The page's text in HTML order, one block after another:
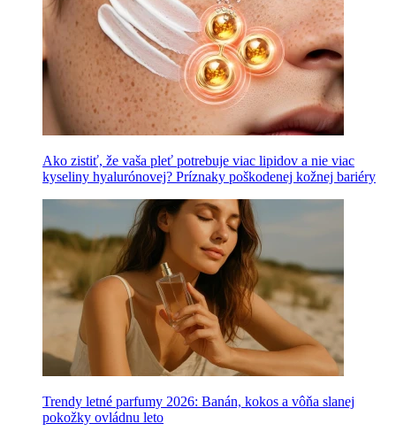
Ako zistiť, že vaša pleť potrebuje viac lipidov a nie viac
kyseliny hyalurónovej? Príznaky poškodenej kožnej bariéry
Trendy letné parfumy 2026: Banán, kokos a vôňa slanej
pokožky ovládnu leto